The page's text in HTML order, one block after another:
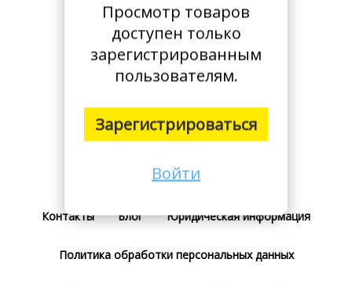
Просмотр товаров
доступен только
зарегистрированным
пользователям.
Зарегистрироваться
Войти
Тарифы
Контакты Блог Юридическая информация
Политика обработки персональных данных